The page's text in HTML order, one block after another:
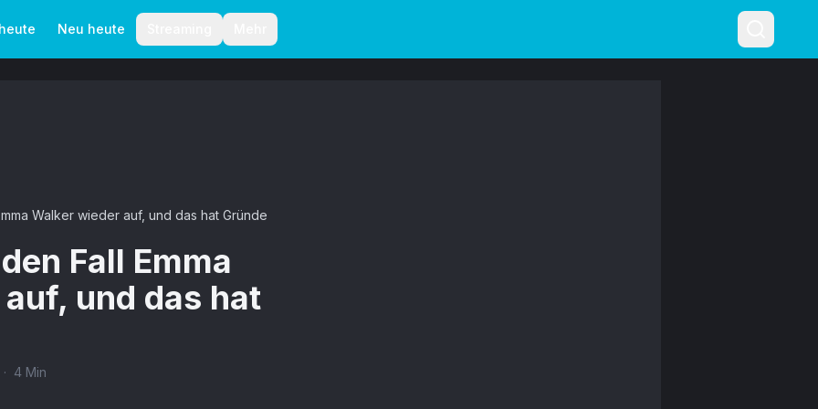
Neu heute
Walker wieder auf, und das hat Gründe
Fall Emma
und das hat
· 4 Min
RichtlinienAutoren